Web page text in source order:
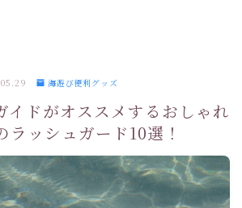
海遊び便利グッズ
イドがオススメするおしゃれ
ラッシュガード10選！